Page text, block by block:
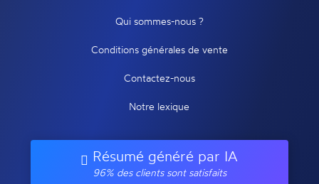
Qui sommes-nous ?
Conditions générales de vente
Contactez-nous
Notre lexique
Résumé généré par IA
96% des clients sont satisfaits